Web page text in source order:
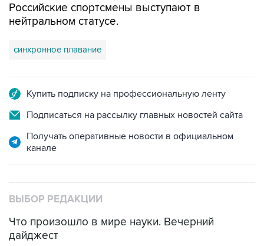
Российские спортсмены выступают в
нейтральном статусе.
синхронное плавание
Купить подписку на профессиональную ленту
Подписаться на рассылку главных новостей сайта
Получать оперативные новости в официальном
канале
ВЫБОР РЕДАКЦИИ
Что произошло в мире науки. Вечерний
дайджест